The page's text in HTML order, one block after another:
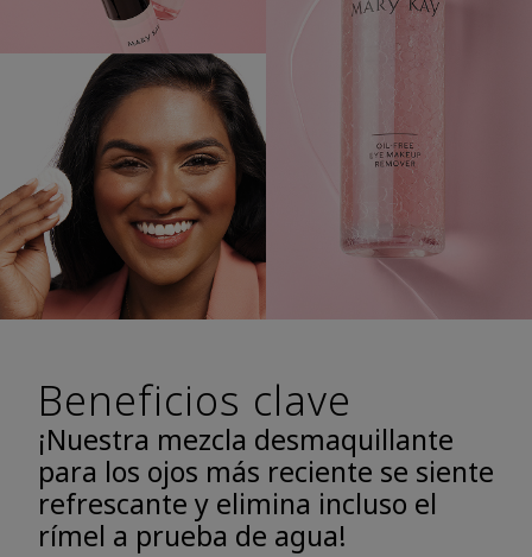
Beneficios clave
¡Nuestra mezcla desmaquillante
para los ojos más reciente se siente
refrescante y elimina incluso el
rímel a prueba de agua!